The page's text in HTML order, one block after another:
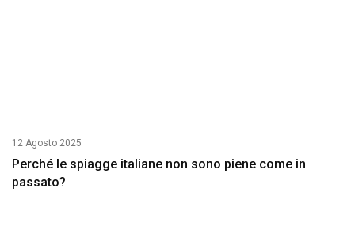
12 Agosto 2025
Perché le spiagge italiane non sono piene come in
passato?